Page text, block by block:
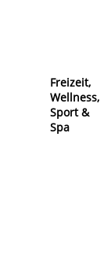
Freizeit,
Wellness,
Sport &
Spa